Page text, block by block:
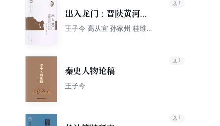
出入龙门：晋陕黄河右
岸的历史与人文（增订
王子今 高从宜 孙家州 桂维民
1
秦史人物论稿
王子今
1
1